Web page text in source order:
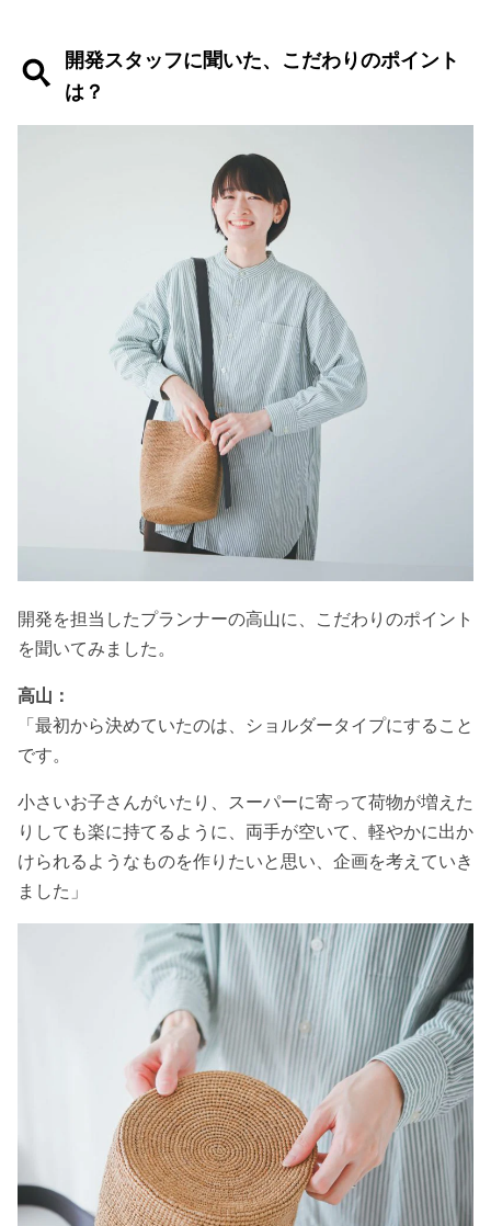
開発スタッフに聞いた、こだわりのポイント
は？
開発を担当したプランナーの高山に、こだわりのポイント
を聞いてみました。
高山：
「最初から決めていたのは、ショルダータイプにすること
です。
小さいお子さんがいたり、スーパーに寄って荷物が増えた
りしても楽に持てるように、両手が空いて、軽やかに出か
けられるようなものを作りたいと思い、企画を考えていき
ました」